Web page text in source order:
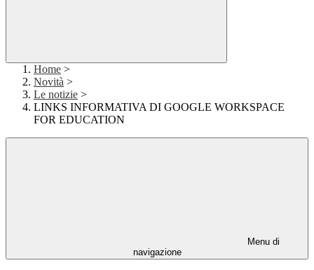
Home >
Novità >
Le notizie >
LINKS INFORMATIVA DI GOOGLE WORKSPACE
FOR EDUCATION
Menu di
navigazione